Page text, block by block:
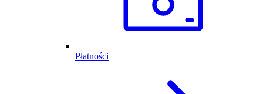
Płatności